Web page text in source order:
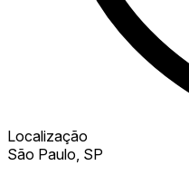
Localização
São Paulo, SP